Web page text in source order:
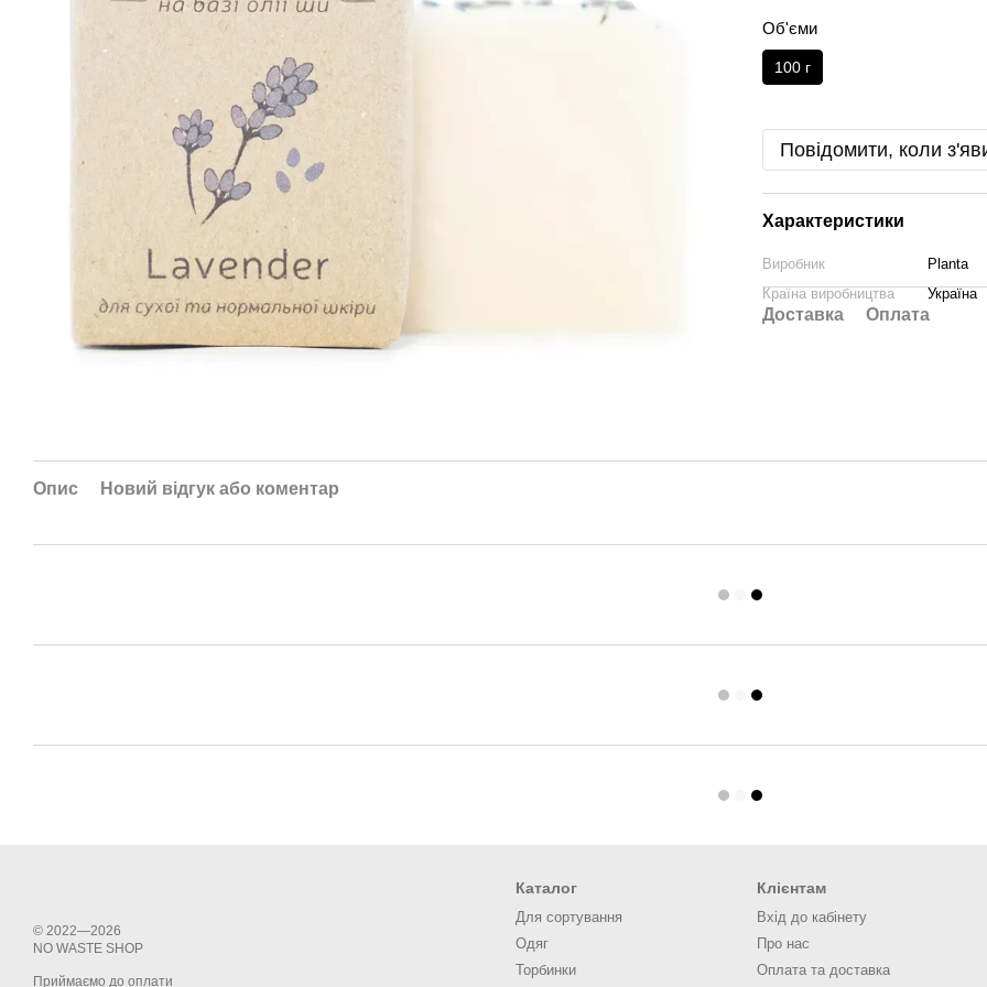
Об'єми
100 г
Повідомити, коли
Характеристики
Виробник
Planta
Країна виробництва
Україна
Доставка Оплата
Опис Новий відгук або коментар
© 2022—2026
NО WASTE SHOP
Приймаємо до оплати
Каталог
Для сортування
Одяг
Торбинки
Клієнтам
Вхід до кабінету
Про нас
Оплата та доставка